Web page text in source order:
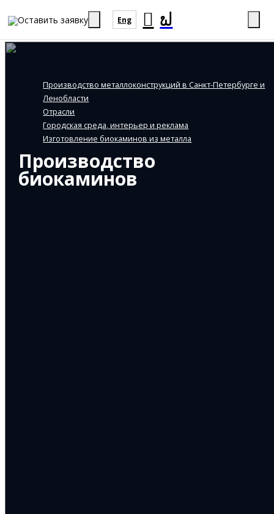
Оставить заявку Eng
Производство металлоконструкций в Санкт-Петербурге и
Ленобласти
Отрасли
Городская среда, интерьер и реклама
Изготовление биокаминов из металла
Производство
биокаминов